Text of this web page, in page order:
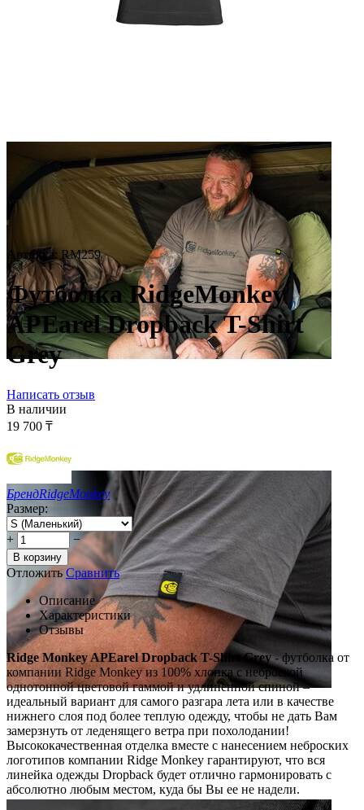
Артикул: RM259
Футболка RidgeMonkey
APEarel Dropback T-Shirt
Grey
Написать отзыв
В наличии
19 700 ₸
БрендRidgeMonkey
Размер:
+ −
В корзину
Отложить Сравнить
Описание
Характеристики
Отзывы
Ridge Monkey APEarel Dropback T-Shirt Grey- футболка от
компании Ridge Monkey из 100% хлопка с неброской
однотонной цветовой гаммой и удлиненной спиной –
идеальный вариант для самого разгара лета или в качестве
нижнего слоя под более теплую одежду, чтобы не дать Вам
замерзнуть от леденящего ветра при похолодании!
Высококачественная отделка вместе с нанесением неброских
логотипов компании Ridge Monkey гарантируют, что вся
линейка одежды Dropback будет отлично гармонировать с
абсолютно любым местом, куда бы Вы ее не надели.